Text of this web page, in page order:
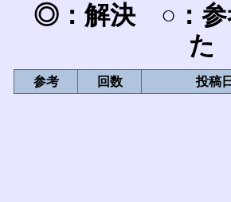
◎：解決 ○：参
た
参考 回数 投稿